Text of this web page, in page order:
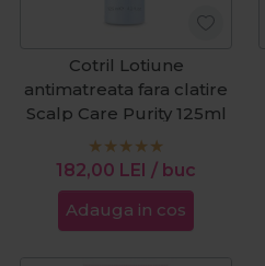
Cotril Lotiune
antimatreata fara clatire
Scalp Care Purity 125ml
182,00 LEI / buc
Adauga in cos